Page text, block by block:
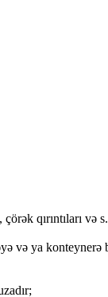
qırıntıları və
və ya